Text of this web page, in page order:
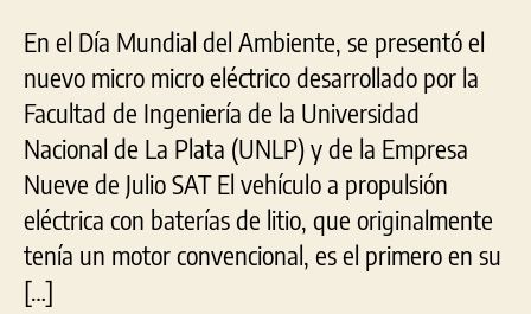
En el Día Mundial del Ambiente, se presentó el
nuevo micro micro eléctrico desarrollado por la
Facultad de Ingeniería de la Universidad
Nacional de La Plata (UNLP) y de la Empresa
Nueve de Julio SAT El vehículo a propulsión
eléctrica con baterías de litio, que originalmente
tenía un motor convencional, es el primero en su
[…]